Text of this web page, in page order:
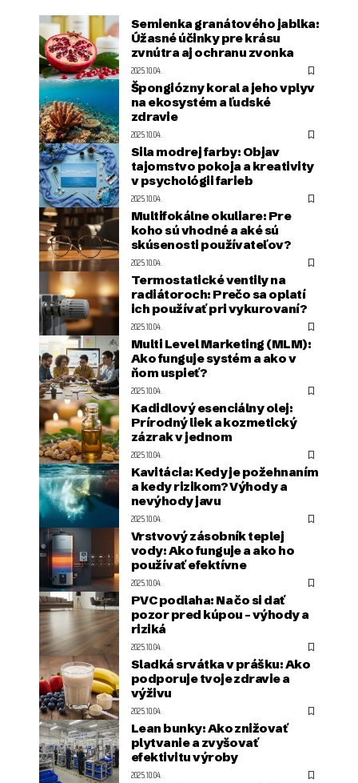
Semienka granátového jablka:
Úžasné účinky pre krásu
zvnútra aj ochranu zvonka
2025.10.04.
Špongiózny koral a jeho vplyv
na ekosystém a ľudské
zdravie
2025.10.04.
Sila modrej farby: Objav
tajomstvo pokoja a kreativity
v psychológii farieb
2025.10.04.
Multifokálne okuliare: Pre
koho sú vhodné a aké sú
skúsenosti používateľov?
2025.10.04.
Termostatické ventily na
radiátoroch: Prečo sa oplatí
ich používať pri vykurovaní?
2025.10.04.
Multi Level Marketing (MLM):
Ako funguje systém a ako v
ňom uspieť?
2025.10.04.
Kadidlový esenciálny olej:
Prírodný liek a kozmetický
zázrak v jednom
2025.10.04.
Kavitácia: Kedy je požehnaním
a kedy rizikom? Výhody a
nevýhody javu
2025.10.04.
Vrstvový zásobník teplej
vody: Ako funguje a ako ho
používať efektívne
2025.10.04.
PVC podlaha: Na čo si dať
pozor pred kúpou – výhody a
riziká
2025.10.04.
Sladká srvátka v prášku: Ako
podporuje tvoje zdravie a
výživu
2025.10.04.
Lean bunky: Ako znižovať
plytvanie a zvyšovať
efektivitu výroby
2025.10.04.